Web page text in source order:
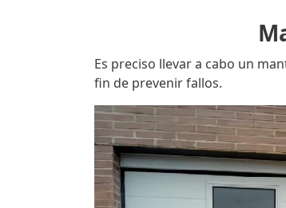
Es preciso llevar a cabo un
fin de prevenir fallos.